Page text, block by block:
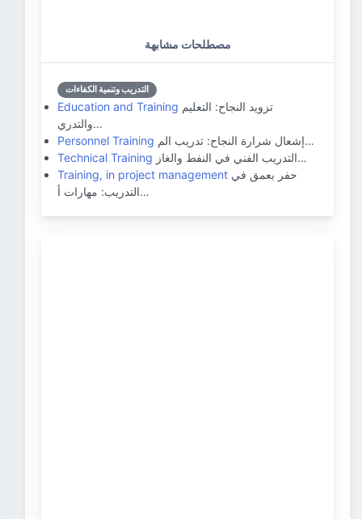
مصطلحات مشابهة
التدريب وتنمية الكفاءات
Education and Training
والتدري…
Personnel Training
إشعال شرارة النجاح: تدريب الم…
Technical Training
التدريب الفني في النفط والغاز…
Training, in project management
التدريب: مهارات أ…